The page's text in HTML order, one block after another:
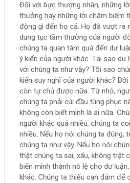
Đối với bực thượng nhân, những
thưởng hay những lời châm biếm
động gì đến họ cả. Họ đã vượt ra
dung tục tầm thường của người
chúng ta quan tâm quá đến dư
ý kiến của người khác. Tại sao dư
với chúng ta như vậy? Tõi sao
kiến suy nghĩ của người khác?
còn tự chủ được nữa. Từ nhỏ,
chúng ta phải cúi đầu tùng phục
không còn biết mình là ai nữa.
người khác quá nhiều, chúng ta
nhiều. Nếu họ nói chúng ta đúng,
chúng ta như vậy. Nếu họ nói
thật chúng ta sai, xấu, không trật
biến mình thành nô lệ cho dư
khác. Chúng ta thiếu can đảm để